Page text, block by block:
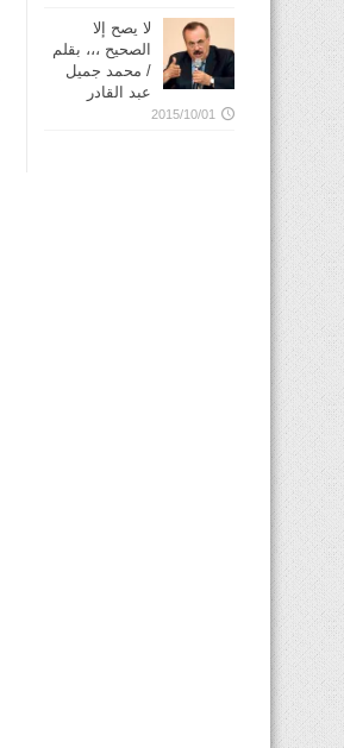
لا يصح إلا
الصحيح ،،، بقلم
/ محمد جميل
عبد القادر
2015/10/01